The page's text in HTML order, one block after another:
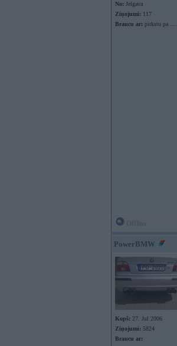
No: Jelgava
Ziņojumi: 117
Braucu ar: pirkstu pa
PowerBMW
Kopš: 27. Jul 2006
Ziņojumi: 5824
Braucu ar: